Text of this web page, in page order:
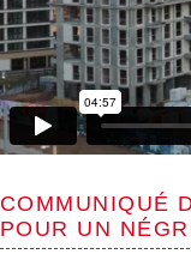
COMMUNIQUÉ
POUR UN